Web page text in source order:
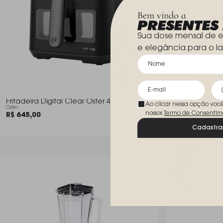
Bem vindo a
Sua dose mensal de
e elegância para o
Ao clicar nessa opção
nossos Termo de
Fritadeira Digital Clear Oster 4,6 Litros
Oster
R$ 645,00
Fritadeira
Litros
Oster